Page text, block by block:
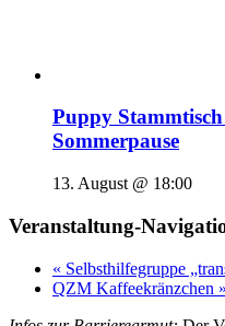
Puppy
Sommerpause
13. August @ 18:00
Veranstaltung-
« Selbsthilfegruppe
QZM Kaffeekränzchen »